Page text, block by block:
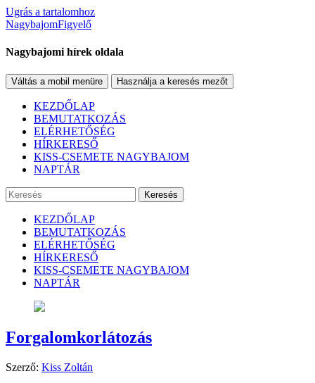
Ugrás a tartalomhoz
NagybajomFigyelő
Nagybajomi hírek oldala
Váltás a mobil menüre Használja a keresés mezőt
KEZDŐLAP
BEMUTATKOZÁS
ELÉRHETŐSÉG
HÍRKERESŐ
KISS-CSEMETE NAGYBAJOM
NAPTÁR
Keresés
KEZDŐLAP
BEMUTATKOZÁS
ELÉRHETŐSÉG
HÍRKERESŐ
KISS-CSEMETE NAGYBAJOM
NAPTÁR
Forgalomkorlátozás
Szerző: Kiss Zoltán